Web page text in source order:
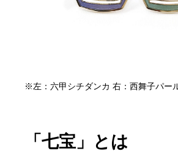
※左：六甲シチダンカ 右：西舞子パー
「七宝」とは